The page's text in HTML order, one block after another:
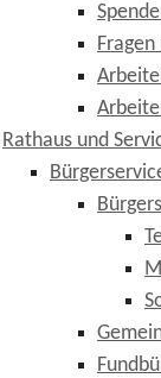
Rathaus und